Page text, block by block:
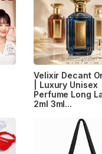
Velixir Decant
| Luxury Unisex
Perfume Long
2ml 3ml...